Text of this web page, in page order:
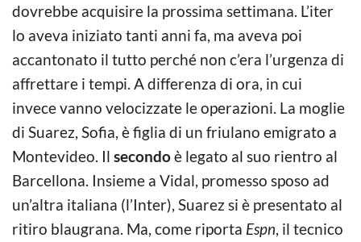
dovrebbe acquisire la prossima settimana. L’iter
lo aveva iniziato tanti anni fa, ma aveva poi
accantonato il tutto perché non c’era l’urgenza di
affrettare i tempi. A differenza di ora, in cui
invece vanno velocizzate le operazioni. La moglie
di Suarez, Sofia, è figlia di un friulano emigrato a
Montevideo. Il secondoè legato al suo rientro al
Barcellona. Insieme a Vidal, promesso sposo ad
un’altra italiana (l’Inter), Suarez si è presentato al
ritiro blaugrana. Ma, come riporta Espn, il tecnico